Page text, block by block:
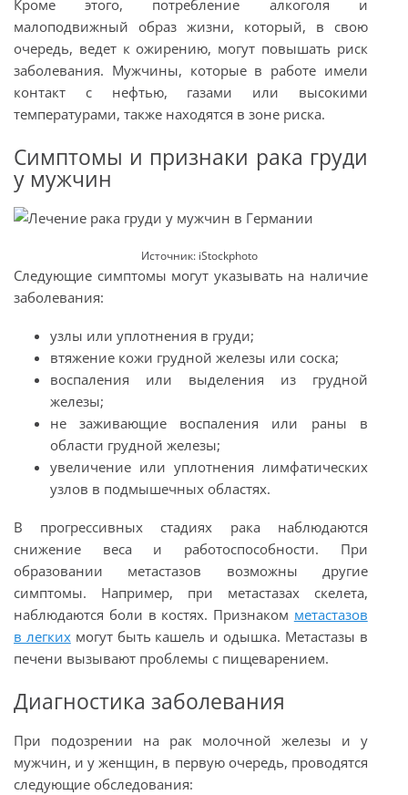
Кроме этого, потребление алкоголя и
малоподвижный образ жизни, который, в свою
очередь, ведет к ожирению, могут повышать риск
заболевания. Мужчины, которые в работе имели
контакт с нефтью, газами или высокими
температурами, также находятся в зоне риска.
Симптомы и признаки рака груди
у мужчин
Источник: iStockphoto
Следующие симптомы могут указывать на наличие
заболевания:
узлы или уплотнения в груди;
втяжение кожи грудной железы или соска;
воспаления или выделения из грудной
железы;
не заживающие воспаления или раны в
области грудной железы;
увеличение или уплотнения лимфатических
узлов в подмышечных областях.
В прогрессивных стадиях рака наблюдаются
снижение веса и работоспособности. При
образовании метастазов возможны другие
симптомы. Например, при метастазах скелета,
наблюдаются боли в костях. Признаком метастазов
в легкихмогут быть кашель и одышка. Метастазы в
печени вызывают проблемы с пищеварением.
Диагностика заболевания
При подозрении на рак молочной железы и у
мужчин, и у женщин, в первую очередь, проводятся
следующие обследования: